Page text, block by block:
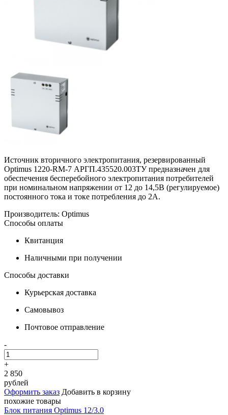
Источник вторичного электропитания, резервированный
Optimus 1220-RM-7 АРГП.435520.003ТУ предназначен для
обеспечения бесперебойного электропитания потребителей
при номинальном напряжении от 12 до 14,5В (регулируемое)
постоянного тока и токе потребления до 2А.
Производитель: Optimus
Способы оплаты
Квитанция
Наличными при получении
Способы доставки
Курьерская доставка
Самовывоз
Почтовое отправление
-
+
2 850
рублей
Оформить заказ Добавить в корзину
похожие товары
Блок питания Optimus 12/3.0